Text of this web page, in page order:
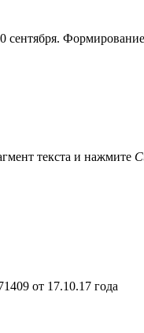
сентября.
текста и нажмите
от 17.10.17 года